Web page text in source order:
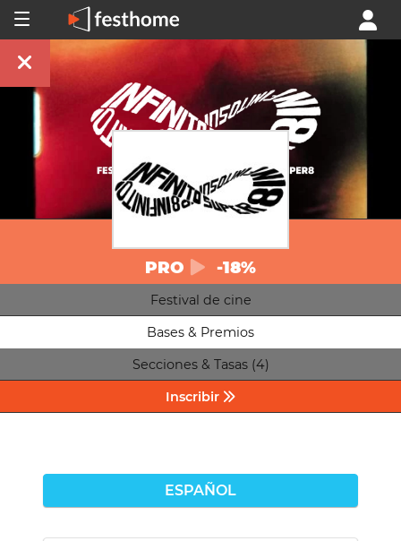
PRO -18%
Festival de cine
Bases & Premios
Secciones & Tasas (4)
Inscribir
ESPAÑOL